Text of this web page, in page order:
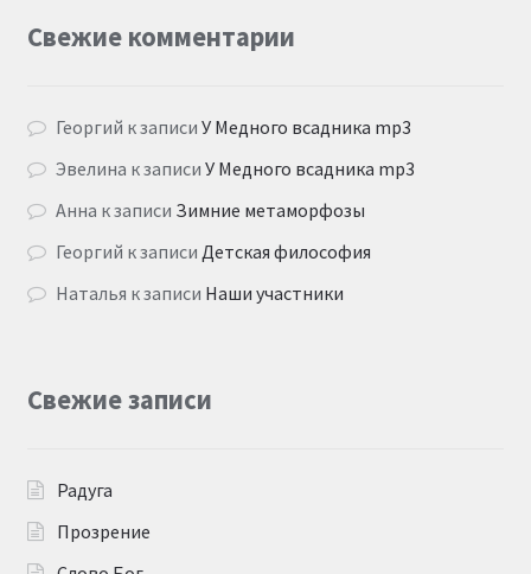
Свежие комментарии
Георгий к записиУ Медного всадника mp3
Эвелина к записиУ Медного всадника mp3
Анна к записи Зимние метаморфозы
Георгий к записи Детская философия
Наталья к записи Наши участники
Свежие записи
Радуга
Прозрение